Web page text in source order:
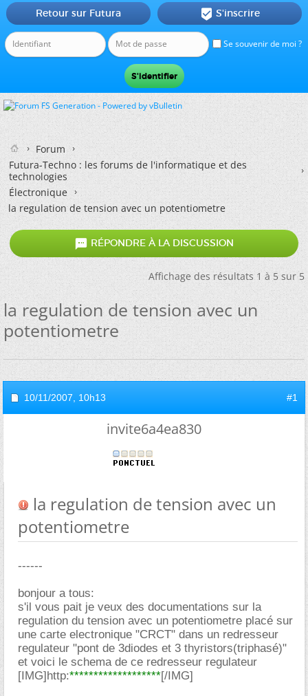
Se souvenir de moi ?
Retour sur Futura  S'inscrire
Forum
Futura-Techno : les forums de l'informatique et des
technologies
Électronique
la regulation de tension avec un potentiometre
 RÉPONDRE À LA DISCUSSION
Affichage des résultats 1 à 5 sur 5
la regulation de tension avec un
potentiometre
10/11/2007, 10h13 #1
invite6a4ea830
la regulation de tension avec un
potentiometre
------
bonjour a tous:
s'il vous pait je veux des documentations sur la
regulation du tension avec un potentiometre placé sur
une carte electronique "CRCT" dans un redresseur
regulateur "pont de 3diodes et 3 thyristors(triphasé)"
et voici le schema de ce redresseur regulateur
[IMG]http:*******************[/IMG]